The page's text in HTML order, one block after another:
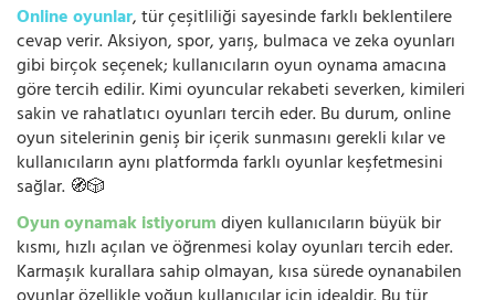
Online oyunlar, tür çeşitliliği sayesinde farklı beklentilere
cevap verir. Aksiyon, spor, yarış, bulmaca ve zeka oyunları
gibi birçok seçenek; kullanıcıların oyun oynama amacına
göre tercih edilir. Kimi oyuncular rekabeti severken, kimileri
sakin ve rahatlatıcı oyunları tercih eder. Bu durum, online
oyun sitelerinin geniş bir içerik sunmasını gerekli kılar ve
kullanıcıların aynı platformda farklı oyunlar keşfetmesini
sağlar. 🧭🎲
Oyun oynamak istiyorumdiyen kullanıcıların büyük bir
kısmı, hızlı açılan ve öğrenmesi kolay oyunları tercih eder.
Karmaşık kurallara sahip olmayan, kısa sürede oynanabilen